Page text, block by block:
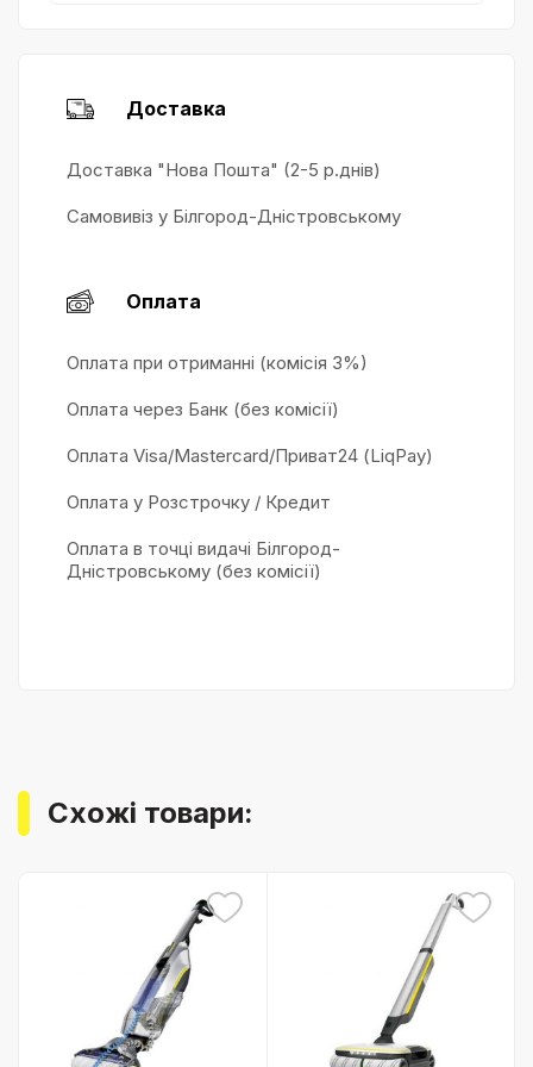
Доставка
Доставка "Нова Пошта" (2-5 р.днів)
Самовивіз у Білгород-Дністровському
Оплата
Оплата при отриманні (комісія 3%)
Оплата через Банк (без комісії)
Оплата Visa/Mastercard/Приват24 (LiqPay)
Оплата у Розстрочку / Кредит
Оплата в точці видачі Білгород-
Дністровському (без комісії)
Схожі товари: